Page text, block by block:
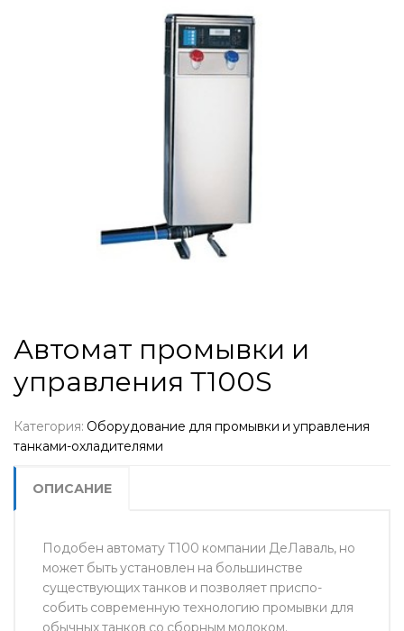
Автомат промывки и
управления Т100S
Категория: Оборудование для промывки и управления
танками-охладителями
ОПИСАНИЕ
Подобен автомату T100 компании ДеЛаваль, но
может быть установлен на большинстве
существующих танков и позволяет приспо­
собить современную технологию промывки для
обычных танков со сборным молоком.